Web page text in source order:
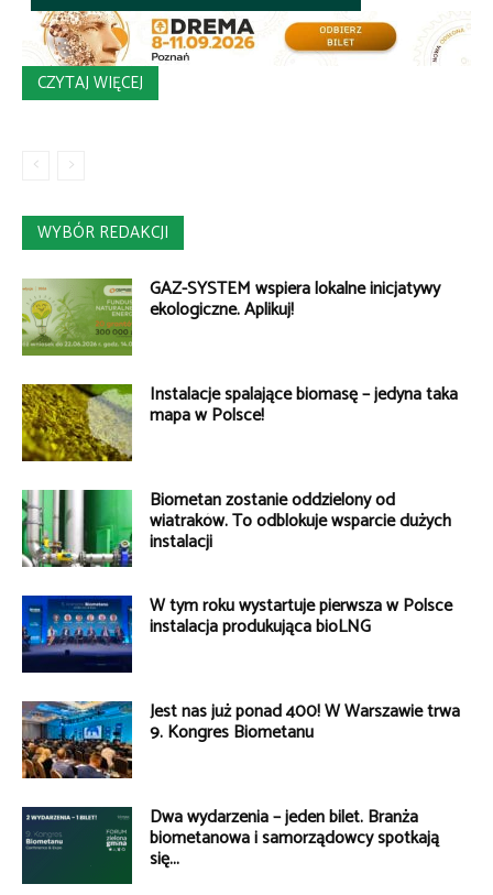
CZYTAJ WIĘCEJ
WYBÓR REDAKCJI
GAZ-SYSTEM wspiera lokalne inicjatywy
ekologiczne. Aplikuj!
Instalacje spalające biomasę – jedyna taka
mapa w Polsce!
Biometan zostanie oddzielony od
wiatraków. To odblokuje wsparcie dużych
instalacji
W tym roku wystartuje pierwsza w Polsce
instalacja produkująca bioLNG
Jest nas już ponad 400! W Warszawie trwa
9. Kongres Biometanu
Dwa wydarzenia – jeden bilet. Branża
biometanowa i samorządowcy spotkają
się...